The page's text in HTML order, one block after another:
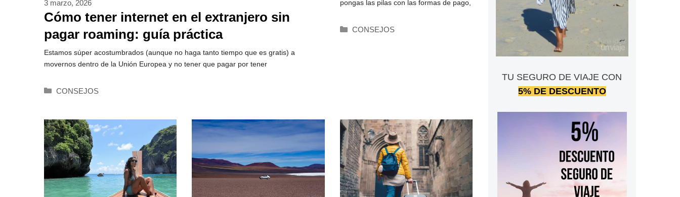
Cómo tener internet en el extranjero sin
pagar roaming: guía práctica
3 marzo, 2026
Estamos súper acostumbrados (aunque no haga tanto tiempo que es gratis) a
movernos dentro de la Unión Europea y no tener que pagar por tener
Categorías
CONSEJOS
pongas las pilas con las formas de pago,
Categorías
CONSEJOS
TU SEGURO DE VIAJE CON
5% DE DESCUENTO